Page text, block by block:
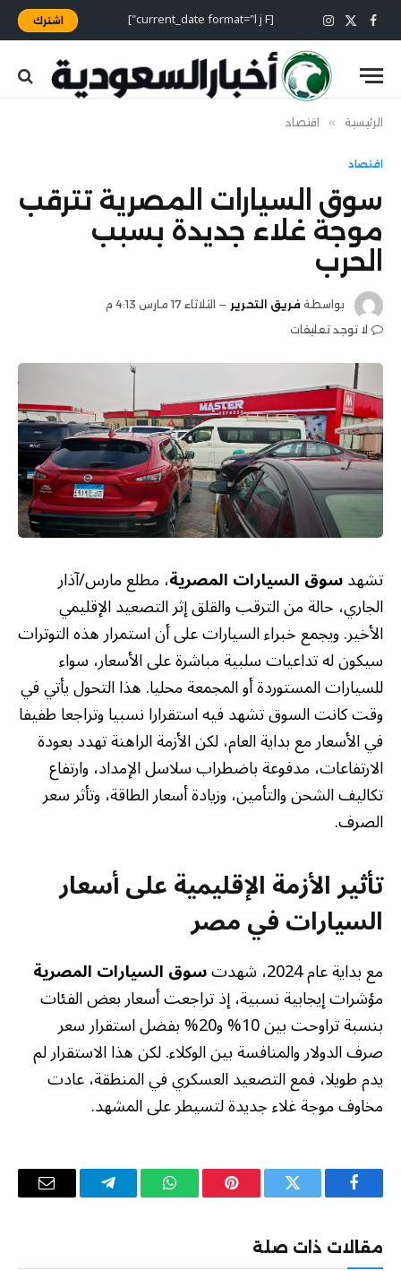
فيسبوك
X
(Twitter)
الانستغرام [current_date format="l j F"] اشترك
الرئيسية » اقتصاد
اقتصاد
سوق السيارات المصرية تترقب
موجة غلاء جديدة بسبب
الحرب
بواسطة فريق التحرير
الثلاثاء 17 مارس 4:13 م
لا توجد تعليقات
تشهدسوق السيارات المصرية، مطلع مارس/آذار
الجاري، حالة من الترقب والقلق إثر التصعيد الإقليمي
الأخير. ويجمع خبراء السيارات على أن استمرار هذه التوترات
سيكون له تداعيات سلبية مباشرة على الأسعار، سواء
للسيارات المستوردة أو المجمعة محليا. هذا التحول يأتي في
وقت كانت السوق تشهد فيه استقرارا نسبيا وتراجعا طفيفا
في الأسعار مع بداية العام، لكن الأزمة الراهنة تهدد بعودة
الارتفاعات، مدفوعة باضطراب سلاسل الإمداد، وارتفاع
تكاليف الشحن والتأمين، وزيادة أسعار الطاقة، وتأثر سعر
الصرف.
تأثير الأزمة الإقليمية على أسعار
السيارات في مصر
مع بداية عام 2024، شهدت سوق السيارات المصرية
مؤشرات إيجابية نسبية، إذ تراجعت أسعار بعض الفئات
بنسبة تراوحت بين 10% و20% بفضل استقرار سعر
صرف الدولار والمنافسة بين الوكلاء. لكن هذا الاستقرار لم
يدم طويلا، فمع التصعيد العسكري في المنطقة، عادت
مخاوف موجة غلاء جديدة لتسيطر على المشهد.
فيسبوك تويتر بينتيريستواتساب تيلقرام
البريد
مقالات ذات صلة